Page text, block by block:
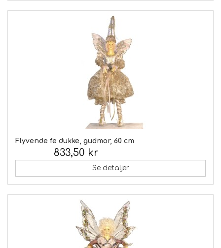
Flyvende fe dukke, gudmor, 60 cm
833,50 kr
Se detaljer